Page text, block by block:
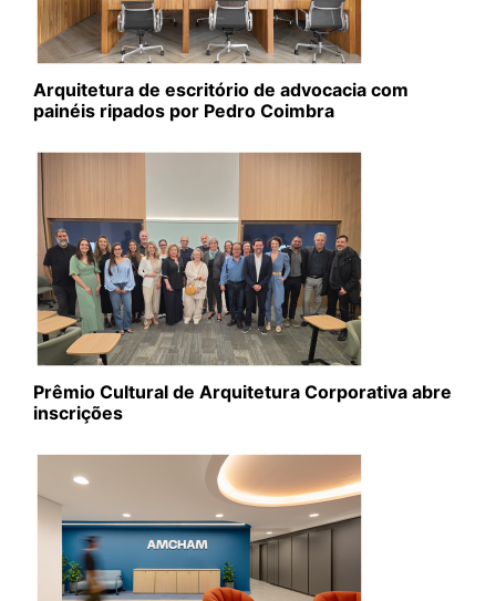
Arquitetura de escritório de advocacia com
painéis ripados por Pedro Coimbra
Prêmio Cultural de Arquitetura Corporativa abre
inscrições